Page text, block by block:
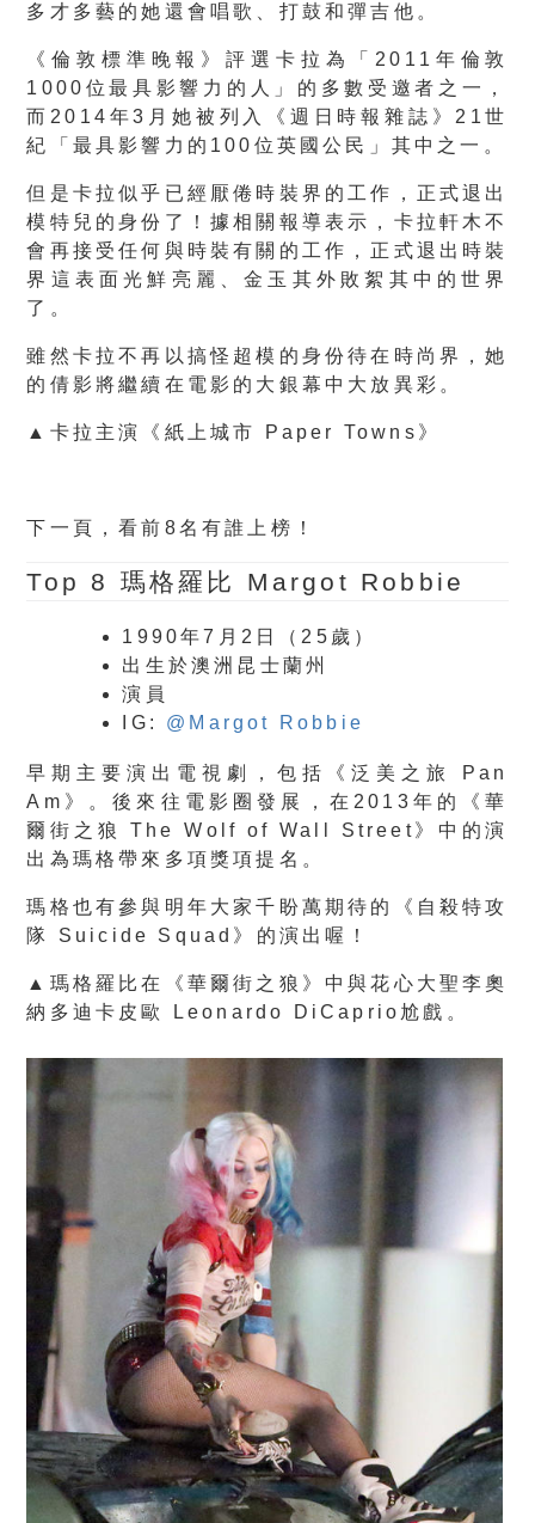
多才多藝的她還會唱歌、打鼓和彈吉他。
《倫敦標準晚報》評選卡拉為「2011年倫敦
1000位最具影響力的人」的多數受邀者之一，
而2014年3月她被列入《週日時報雜誌》21世
紀「最具影響力的100位英國公民」其中之一。
但是卡拉似乎已經厭倦時裝界的工作，正式退出
模特兒的身份了！據相關報導表示，卡拉軒木不
會再接受任何與時裝有關的工作，正式退出時裝
界這表面光鮮亮麗、金玉其外敗絮其中的世界
了。
雖然卡拉不再以搞怪超模的身份待在時尚界，她
的倩影將繼續在電影的大銀幕中大放異彩。
▲卡拉主演《紙上城市 Paper Towns》
下一頁，看前8名有誰上榜！
Top 8 瑪格羅比 Margot Robbie
1990年7月2日（25歲）
出生於澳洲昆士蘭州
演員
IG: @Margot Robbie
早期主要演出電視劇，包括《泛美之旅 Pan
Am》。後來往電影圈發展，在2013年的《華
爾街之狼 The Wolf of Wall Street》中的演
出為瑪格帶來多項獎項提名。
瑪格也有參與明年大家千盼萬期待的《自殺特攻
隊 Suicide Squad》的演出喔！
▲瑪格羅比在《華爾街之狼》中與花心大聖李奧
納多迪卡皮歐 Leonardo DiCaprio尬戲。